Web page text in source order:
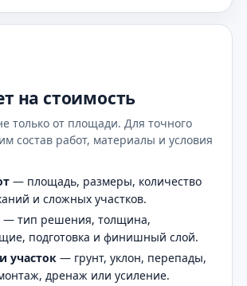
на стоимость
только от площади. Для точного
состав работ, материалы и условия
— площадь, размеры, количество
и сложных участков.
— тип решения, толщина,
подготовка и финишный слой.
участок — грунт, уклон, перепады,
дренаж или усиление.